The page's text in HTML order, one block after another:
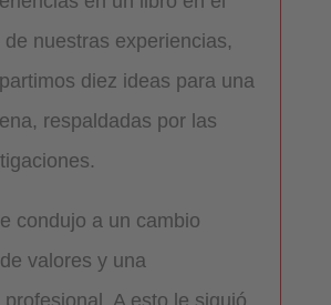
nuestras experiencias,
diez ideas para una
respaldadas por las
condujo a un cambio
valores y una
A esto le siguió